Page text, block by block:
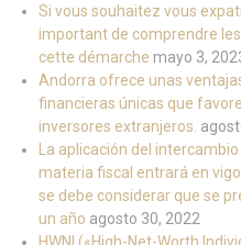
Si vous souhaitez vous
important de comprendre
cette démarche mayo 3,
Andorra ofrece unas
financieras únicas que
inversores extranjeros.
La aplicación del
materia fiscal entrará en
se debe considerar que se
un año agosto 30, 2022
HWNI («High-Net-Worth